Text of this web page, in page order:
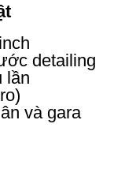
detailing
lần
và gara